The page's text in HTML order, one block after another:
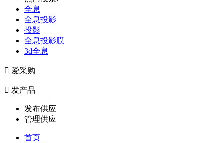
全息
全息投影
投影
全息投影膜
3d全息
 爱采购
 发产品
发布供应
管理供应
首页